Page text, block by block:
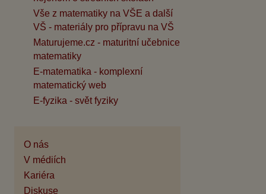
Vše z matematiky na VŠE a další
VŠ - materiály pro přípravu na VŠ
Maturujeme.cz - maturitní učebnice
matematiky
E-matematika - komplexní
matematický web
E-fyzika - svět fyziky
O nás
V médiích
Kariéra
Diskuse